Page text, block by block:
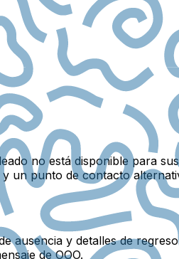
no está disponible para
un punto de contacto
ausencia y detalles de
de OOO.